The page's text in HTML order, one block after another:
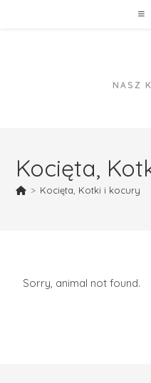
NASZ
Kocięta,
> Kocięta, Kotki i kocury
Sorry, animal not found.